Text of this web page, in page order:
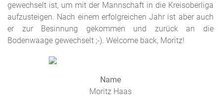
gewechselt ist, um mit der Mannschaft in die Kreisoberliga
aufzusteigen. Nach einem erfolgreichen Jahr ist aber auch
er zur Besinnung gekommen und zurück an die
Bodenwaage gewechselt ;-). Welcome back, Moritz!
Name
Moritz Haas